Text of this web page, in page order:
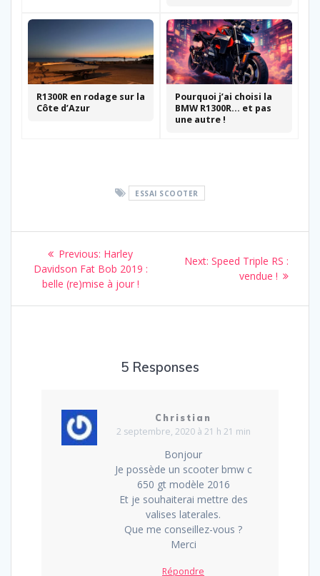
R1300R en rodage sur la
Côte d’Azur
Pourquoi j’ai choisi la
BMW R1300R… et pas
une autre !
ESSAI SCOOTER
Navigation
de
l’article
Previous: Previous
post:
Harley
Davidson Fat Bob 2019 :
belle (re)mise à jour !
Next: Next
Speed Triple RS :
vendue !
5 Responses
Christian
2 septembre, 2020 à 21 h 21 min
Bonjour
Je possède un scooter bmw c
650 gt modèle 2016
Et je souhaiterai mettre des
valises laterales.
Que me conseillez-vous ?
Merci
Répondre